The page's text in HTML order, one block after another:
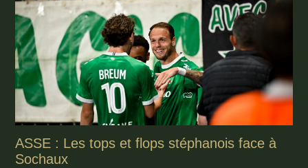
ASSE : Les tops et flops stéphanois face à
Sochaux